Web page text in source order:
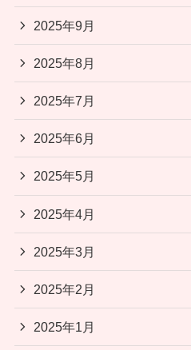
2025年9月
2025年8月
2025年7月
2025年6月
2025年5月
2025年4月
2025年3月
2025年2月
2025年1月